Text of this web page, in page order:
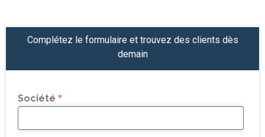
Complétez le formulaire et trouvez des clients dès
demain
Société *